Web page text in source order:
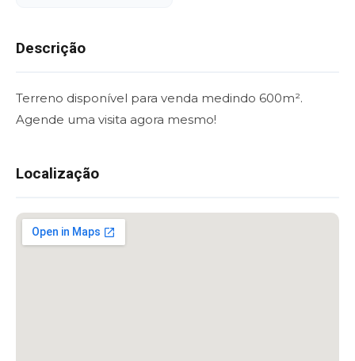
Descrição
Terreno disponível para venda medindo 600m².
Agende uma visita agora mesmo!
Localização